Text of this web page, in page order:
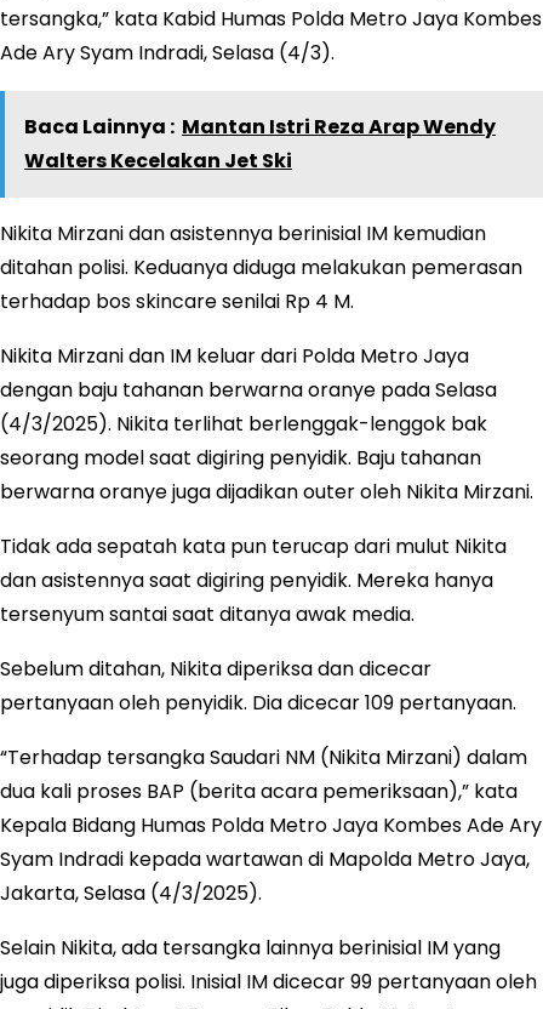
tersangka,” kata Kabid Humas Polda Metro Jaya Kombes
Ade Ary Syam Indradi, Selasa (4/3).
Baca Lainnya : Mantan Istri Reza Arap Wendy
Walters Kecelakan Jet Ski
Nikita Mirzani dan asistennya berinisial IM kemudian
ditahan polisi. Keduanya diduga melakukan pemerasan
terhadap bos skincare senilai Rp 4 M.
Nikita Mirzani dan IM keluar dari Polda Metro Jaya
dengan baju tahanan berwarna oranye pada Selasa
(4/3/2025). Nikita terlihat berlenggak-lenggok bak
seorang model saat digiring penyidik. Baju tahanan
berwarna oranye juga dijadikan outer oleh Nikita Mirzani.
Tidak ada sepatah kata pun terucap dari mulut Nikita
dan asistennya saat digiring penyidik. Mereka hanya
tersenyum santai saat ditanya awak media.
Sebelum ditahan, Nikita diperiksa dan dicecar
pertanyaan oleh penyidik. Dia dicecar 109 pertanyaan.
“Terhadap tersangka Saudari NM (Nikita Mirzani) dalam
dua kali proses BAP (berita acara pemeriksaan),” kata
Kepala Bidang Humas Polda Metro Jaya Kombes Ade Ary
Syam Indradi kepada wartawan di Mapolda Metro Jaya,
Jakarta, Selasa (4/3/2025).
Selain Nikita, ada tersangka lainnya berinisial IM yang
juga diperiksa polisi. Inisial IM dicecar 99 pertanyaan oleh